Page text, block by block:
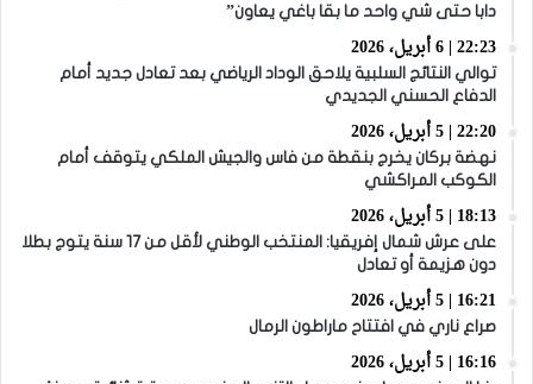
دابا حتى شي واحد ما بقا باغي يعاون”
22:23 | 6 أبريل، 2026
توالي النتائج السلبية يلاحق الوداد الرياضي بعد تعادل جديد أمام
الدفاع الحسني الجديدي
22:20 | 5 أبريل، 2026
نهضة بركان يخرج بنقطة من فاس والجيش الملكي يتوقف أمام
الكوكب المراكشي
18:13 | 5 أبريل، 2026
على عرش شمال إفريقيا: المنتخب الوطني لأقل من 17 سنة يتوج بطلا
دون هزيمة أو تعادل
16:21 | 5 أبريل، 2026
صراع ناري في افتتاح ماراطون الرمال
16:16 | 5 أبريل، 2026